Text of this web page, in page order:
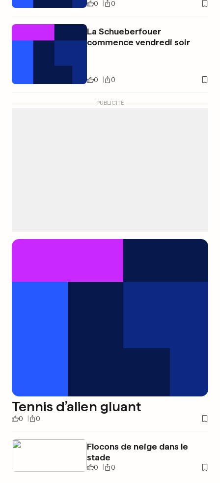
0 0
La Schueberfouer
commence vendredi soir
0 0
PUBLICITÉ
Tennis d’alien gluant
0 0
Flocons de neige dans le
stade
0 0